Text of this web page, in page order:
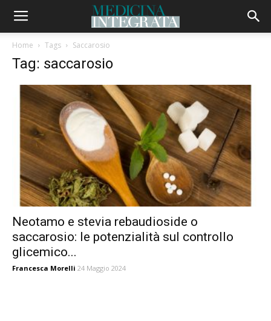
Home Tags Saccarosio
Tag: saccarosio
Neotamo e stevia rebaudioside o
saccarosio: le potenzialità sul controllo
glicemico...
Francesca Morelli 24 Maggio 2024